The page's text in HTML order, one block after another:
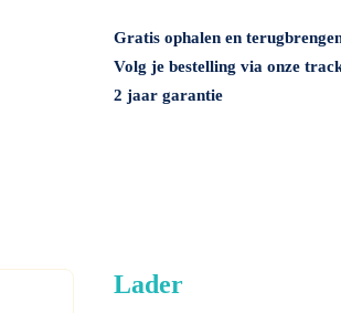
Gratis ophalen en
Volg je bestelling via onze
2 jaar garantie
Lader